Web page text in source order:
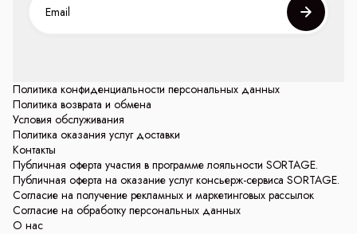
Политика конфиденциальности персональных данных
Политика возврата и обмена
Условия обслуживания
Политика оказания услуг доставки
Контакты
Публичная оферта участия в программе лояльности SORTAGE.
Публичная оферта на оказание услуг консьерж-сервиса SORTAGE.
Согласие на получение рекламных и маркетинговых рассылок
Согласие на обработку персональных данных
О нас